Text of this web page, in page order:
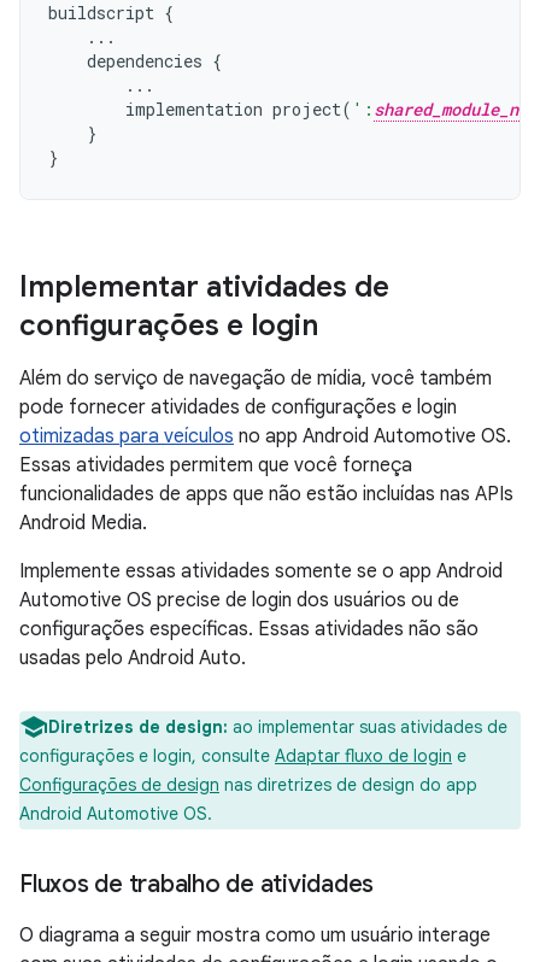
buildscript {
...
dependencies {
...
implementation project( ':
}
}
Implementar atividades de
configurações e login
Além do serviço de navegação de mídia, você também
pode fornecer atividades de configurações e login
otimizadas para veículos no app Android Automotive OS.
Essas atividades permitem que você forneça
funcionalidades de apps que não estão incluídas nas APIs
Android Media.
Implemente essas atividades somente se o app Android
Automotive OS precise de login dos usuários ou de
configurações específicas. Essas atividades não são
usadas pelo Android Auto.
Diretrizes de design: ao implementar suas atividades de
configurações e login, consulte Adaptar fluxo de login e
Configurações de design nas diretrizes de design do app
Android Automotive OS.
Fluxos de trabalho de atividades
O diagrama a seguir mostra como um usuário interage